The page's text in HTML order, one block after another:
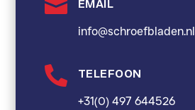
 EMAIL
info@schroefbladen.nl
 TELEFOON
+31(0) 497 644526